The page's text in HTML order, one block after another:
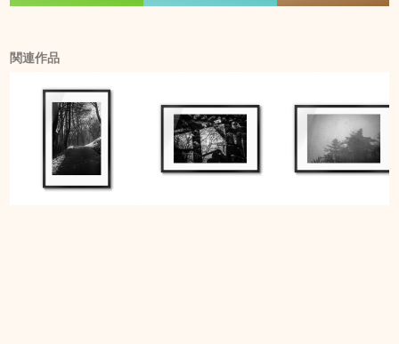
関連作品